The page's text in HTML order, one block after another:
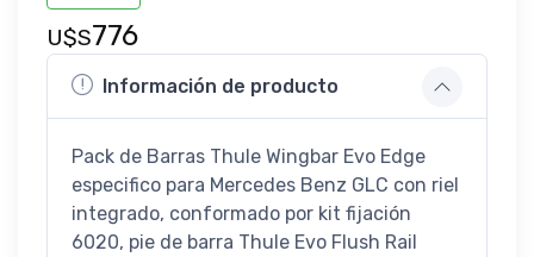
U$S776
Información de producto
Pack de Barras Thule Wingbar Evo Edge
especifico para Mercedes Benz GLC con riel
integrado, conformado por kit fijación
6020, pie de barra Thule Evo Flush Rail